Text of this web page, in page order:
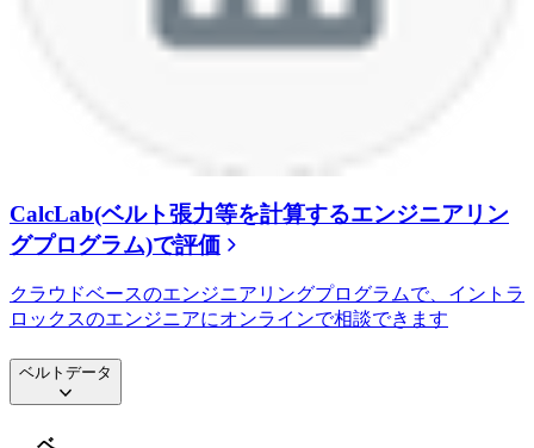
CalcLab(ベルト張力等を計算するエンジニアリン
グプログラム)で評価
クラウドベースのエンジニアリングプログラムで、イントラ
ロックスのエンジニアにオンラインで相談できます
ベルトデータ